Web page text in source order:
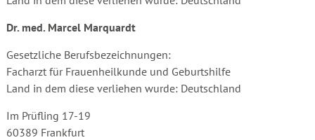
Dr. med. Marcel Marquardt
Gesetzliche Berufsbezeichnungen:
Facharzt für Frauenheilkunde und Geburtshilfe
Land in dem diese verliehen wurde: Deutschland
Im Prüfling 17-19
60389 Frankfurt